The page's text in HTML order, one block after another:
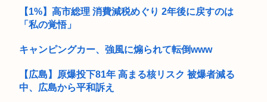
商品代を...
ワイの上司がカラオケでT-BOLANばっかり歌うんやが
就活女子大生「マジでどうしよう。手取り20万超えてて営業セ
【1%】高市総理 消費減税めぐり 2年後に戻すのは
「私の覚悟」
キャンピングカー、強風に煽られて転倒www
【広島】原爆投下81年 高まる核リスク 被爆者減る
中、広島から平和訴え